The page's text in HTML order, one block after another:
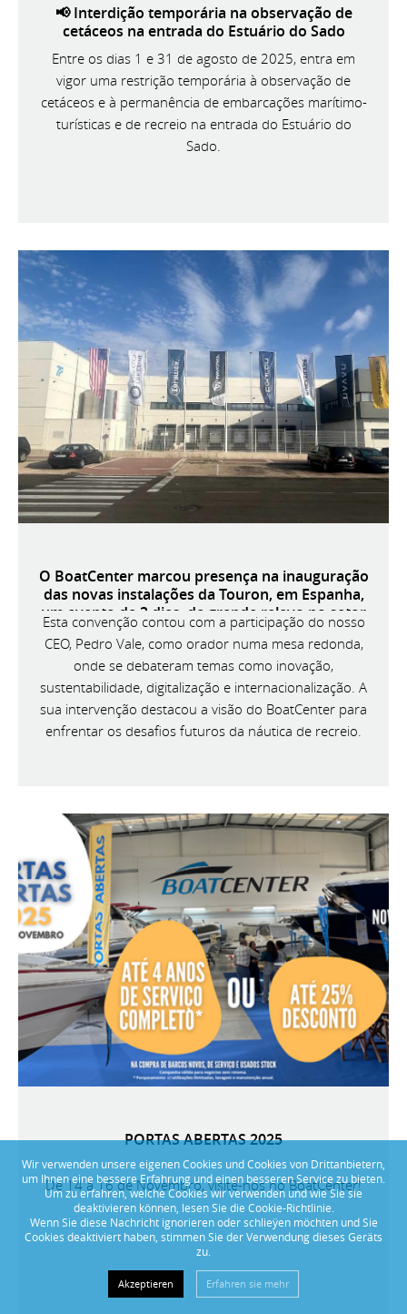
📢 Interdição temporária na observação de
cetáceos na entrada do Estuário do Sado
Entre os dias 1 e 31 de agosto de 2025, entra em
vigor uma restrição temporária à observação de
cetáceos e à permanência de embarcações marítimo-
turísticas e de recreio na entrada do Estuário do
Sado.
O BoatCenter marcou presença na inauguração
das novas instalações da Touron, em Espanha,
um evento de 3 dias, de grande relevo no setor
náutico ibérico.
Esta convenção contou com a participação do nosso
CEO, Pedro Vale, como orador numa mesa redonda,
onde se debateram temas como inovação,
sustentabilidade, digitalização e internacionalização. A
sua intervenção destacou a visão do BoatCenter para
enfrentar os desafios futuros da náutica de recreio.
PORTAS ABERTAS 2025
De 14 a 16 de Novembro, visite-nos no BoatCenter!
Wir verwenden unsere eigenen Cookies und Cookies von Drittanbietern,
um Ihnen eine bessere Erfahrung und einen besseren Service zu bieten.
Um zu erfahren, welche Cookies wir verwenden und wie Sie sie
deaktivieren können, lesen Sie die Cookie-Richtlinie.
Wenn Sie diese Nachricht ignorieren oder schlieÿen möchten und Sie
Cookies deaktiviert haben, stimmen Sie der Verwendung dieses Geräts
zu.
Akzeptieren Erfahren sie mehr